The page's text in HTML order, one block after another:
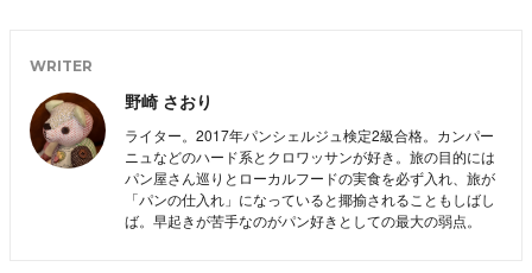
WRITER
野崎 さおり
ライター。2017年パンシェルジュ検定2級合格。カンパー
ニュなどのハード系とクロワッサンが好き。旅の目的には
パン屋さん巡りとローカルフードの実食を必ず入れ、旅が
「パンの仕入れ」になっていると揶揄されることもしばし
ば。早起きが苦手なのがパン好きとしての最大の弱点。